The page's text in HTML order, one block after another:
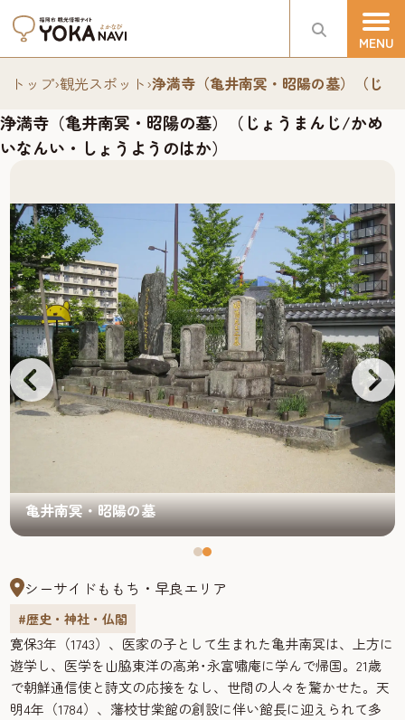
トップ›観光スポット›浄満寺（亀井南冥・昭陽の墓）（じ
浄満寺（亀井南冥・昭陽の墓）（じょうまんじ/かめ
いなんい・しょうようのはか）
亀井南冥・昭陽の墓
シーサイドももち・早良エリア
#歴史・神社・仏閣
寛保3年（1743）、医家の子として生まれた亀井南冥は、上方に
遊学し、医学を山脇東洋の高弟･永富嘯庵に学んで帰国。21歳
で朝鮮通信使と詩文の応接をなし、世間の人々を驚かせた。天
明4年（1784）、藩校甘棠館の創設に伴い館長に迎えられて多